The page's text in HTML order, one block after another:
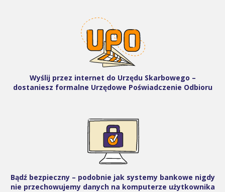
Wyślij przez internet do Urzędu Skarbowego –
dostaniesz formalne Urzędowe Poświadczenie Odbioru
Bądź bezpieczny – podobnie jak systemy bankowe nigdy
nie przechowujemy danych na komputerze użytkownika